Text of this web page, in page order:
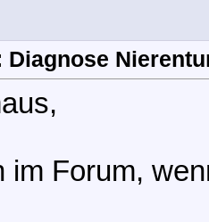
Diagnose
im Forum,